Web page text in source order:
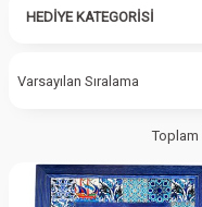
HEDIYE KATEGORISI
Toplam